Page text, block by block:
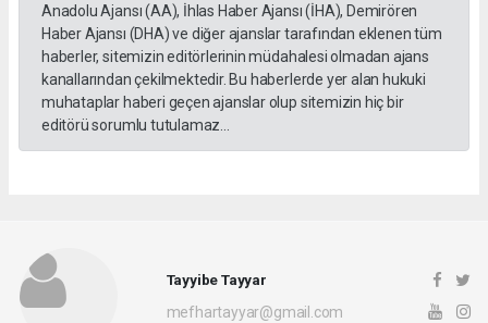
Anadolu Ajansı (AA), İhlas Haber Ajansı (İHA), Demirören
Haber Ajansı (DHA) ve diğer ajanslar tarafından eklenen tüm
haberler, sitemizin editörlerinin müdahalesi olmadan ajans
kanallarından çekilmektedir. Bu haberlerde yer alan hukuki
muhataplar haberi geçen ajanslar olup sitemizin hiç bir
editörü sorumlu tutulamaz...
Tayyibe Tayyar
mefhartayyar@gmail.com